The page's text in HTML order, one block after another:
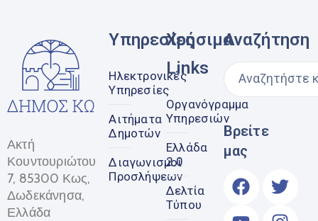
Ακτή
Κουντουριώτου
7, 85300 Κως,
Δωδεκάνησα,
Ελλάδα
Υπηρεσίες
Ηλεκτρονικές
Υπηρεσίες
Αιτήματα
Δημοτών
Διαγωνισμοί
Προσλήψεων
Χρήσιμα
Links
Οργανόγραμμα
Υπηρεσιών
Ελλάδα
2.0
Δελτία
Τύπου
Αναζήτηση
Βρείτε
μας